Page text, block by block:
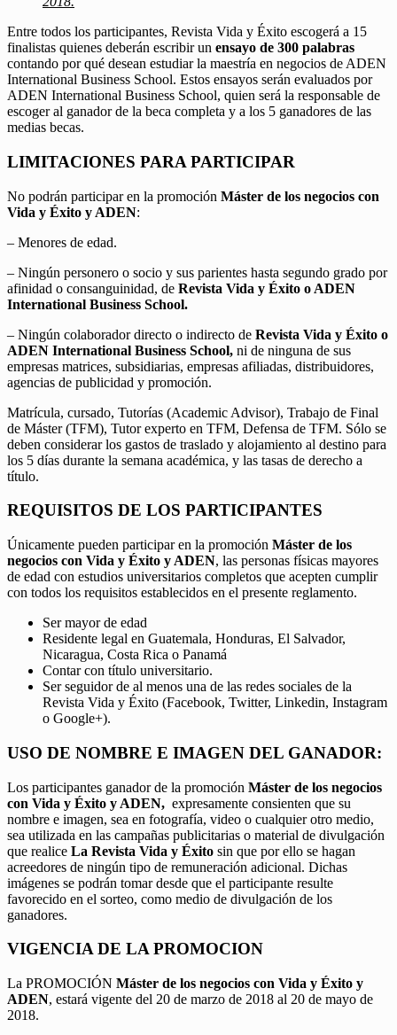
Entre todos los participantes, Revista Vida y Éxito escogerá a 15
finalistas quienes deberán escribir un ensayo de 300 palabras
contando por qué desean estudiar la maestría en negocios de ADEN
International Business School. Estos ensayos serán evaluados por
ADEN International Business School, quien será la responsable de
escoger al ganador de la beca completa y a los 5 ganadores de las
medias becas.
LIMITACIONES PARA PARTICIPAR
No podrán participar en la promoción Máster de los negocios con
Vida y Éxito y ADEN:
– Menores de edad.
– Ningún personero o socio y sus parientes hasta segundo grado por
afinidad o consanguinidad, de Revista Vida y Éxito o ADEN
International Business School.
– Ningún colaborador directo o indirecto de Revista Vida y Éxito o
ADEN International Business School, ni de ninguna de sus
empresas matrices, subsidiarias, empresas afiliadas, distribuidores,
agencias de publicidad y promoción.
Matrícula, cursado, Tutorías (Academic Advisor), Trabajo de Final
de Máster (TFM), Tutor experto en TFM, Defensa de TFM. Sólo se
deben considerar los gastos de traslado y alojamiento al destino para
los 5 días durante la semana académica, y las tasas de derecho a
título.
REQUISITOS DE LOS PARTICIPANTES
Únicamente pueden participar en la promoción Máster de los
negocios con Vida y Éxito y ADEN, las personas físicas mayores
de edad con estudios universitarios completos que acepten cumplir
con todos los requisitos establecidos en el presente reglamento.
Ser mayor de edad
Residente legal en Guatemala, Honduras, El Salvador,
Nicaragua, Costa Rica o Panamá
Contar con título universitario.
Ser seguidor de al menos una de las redes sociales de la
Revista Vida y Éxito (Facebook, Twitter, Linkedin, Instagram
o Google+).
USO DE NOMBRE E IMAGEN DEL GANADOR:
Los participantes ganador de la promoción Máster de los negocios
con Vida y Éxito y ADEN, expresamente consienten que su
nombre e imagen, sea en fotografía, video o cualquier otro medio,
sea utilizada en las campañas publicitarias o material de divulgación
que realice La Revista Vida y Éxito sin que por ello se hagan
acreedores de ningún tipo de remuneración adicional. Dichas
imágenes se podrán tomar desde que el participante resulte
favorecido en el sorteo, como medio de divulgación de los
ganadores.
VIGENCIA DE LA PROMOCION
La PROMOCIÓN Máster de los negocios con Vida y Éxito y
ADEN, estará vigente del 20 de marzo de 2018 al 20 de mayo de
2018.